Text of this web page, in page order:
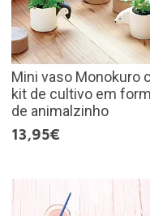
Mini vaso Monokuro
kit de cultivo em
de animalzinho
13,95€